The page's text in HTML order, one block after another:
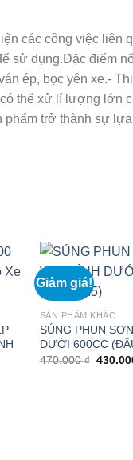
các công việc liên
sử dụng.Đặc điểm
ép, bọc yên xe.-
thể xử lí lượng lớn
phẩm trở thành sự
Giảm giá!
SẢN PHẨM KHÁC
SÚNG PHUN
DƯỚI 600CC
470.000₫ Giá